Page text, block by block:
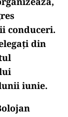
conduceri.
din
iunie.